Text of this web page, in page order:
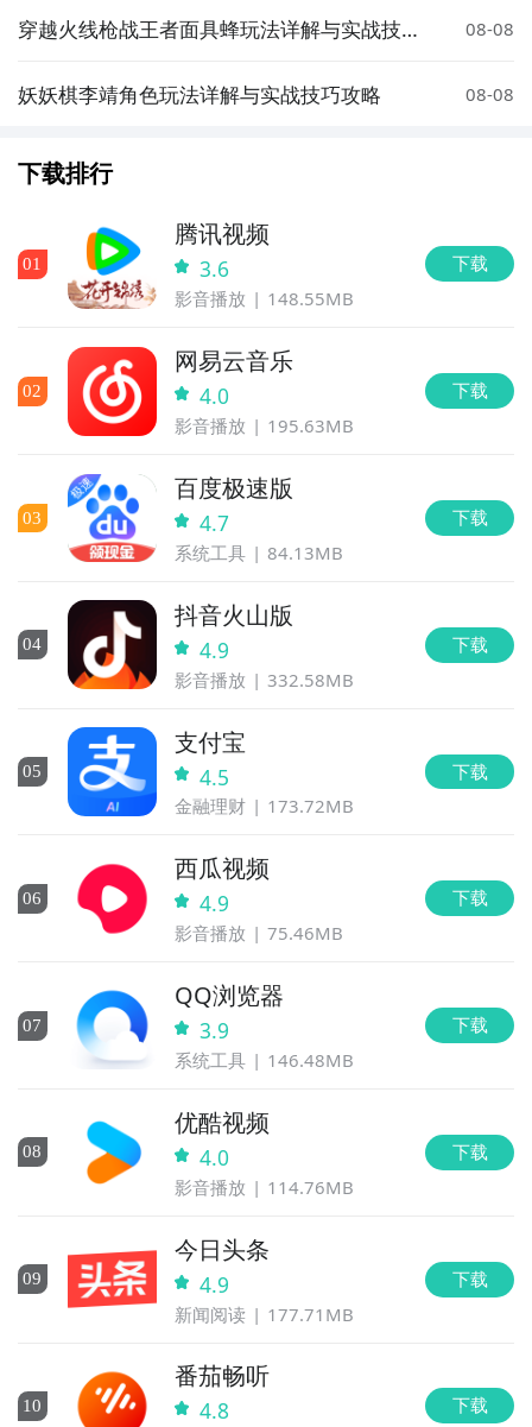
穿越火线枪战王者面具蜂玩法详解与实战技巧
08-08
妖妖棋李靖角色玩法详解与实战技巧攻略 08-08
下载排行
01
腾讯视频
3.6
影音播放 148.55MB
下载
02
网易云音乐
4.0
影音播放 195.63MB
下载
03
百度极速版
4.7
系统工具 84.13MB
下载
04
抖音火山版
4.9
影音播放 332.58MB
下载
05
支付宝
4.5
金融理财 173.72MB
下载
06
西瓜视频
4.9
影音播放 75.46MB
下载
07
QQ浏览器
3.9
系统工具 146.48MB
下载
08
优酷视频
4.0
影音播放 114.76MB
下载
09
今日头条
4.9
新闻阅读 177.71MB
下载
10
番茄畅听
4.8 下载